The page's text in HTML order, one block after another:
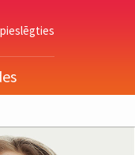
pieslēgties